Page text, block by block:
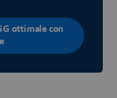
ottimale con